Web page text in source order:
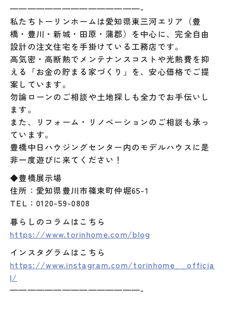
———————————————-
私たちトーリンホームは愛知県東三河エリア（豊
橋・豊川・新城・田原・蒲郡）を中心に、完全自由
設計の注文住宅を手掛けている工務店です。
高気密・高断熱でメンテナンスコストや光熱費を抑
える「お金の貯まる家づくり」を、安心価格でご提
案しています。
勿論ローンのご相談や土地探しも全力でお手伝いし
ます。
また、リフォーム・リノベーションのご相談も承っ
ています。
豊橋中日ハウジングセンター内のモデルハウスに是
非一度遊びに来てください！
◆豊橋展示場
住所：愛知県豊川市篠束町仲堀65-1
TEL：0120-59-0808
暮らしのコラムはこちら
https://www.torinhome.com/blog
インスタグラムはこちら
https://www.instagram.com/torinhome__officia
l/
———————————————-